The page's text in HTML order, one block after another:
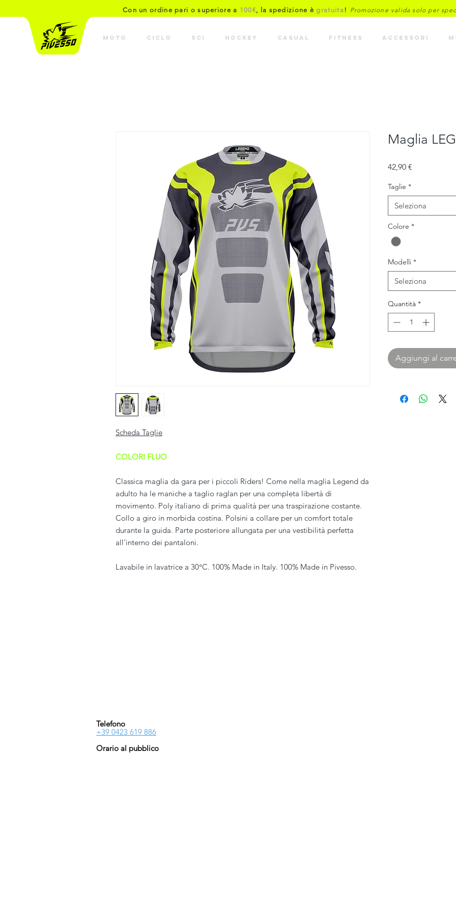
Con un ordine pari o superiore a 100€, la spedizione ègratuita ! Promozione valida solo per
MOTO CICLO SCI HOCKEY CASUAL FITNESS ACCESSORI
Scheda Taglie
COLORI FLUO
Classica maglia da gara per i piccoli Riders! Come nella maglia Legend da
adulto ha le maniche a taglio raglan per una completa libertà di
movimento. Poly italiano di prima qualità per una traspirazione costante.
Collo a giro in morbida costina. Polsini a collare per un comfort totale
durante la guida. Parte posteriore allungata per una vestibilità perfetta
all'interno dei pantaloni.
Lavabile in lavatrice a 30°C. 100% Made in Italy. 100% Made in Pivesso.
Maglia
42,90 €
Taglie *
Seleziona
Colore *
Modelli *
Seleziona
Quantità *
Aggiungi al
Telefono
+39 0423 619 886
Orario al pubblico